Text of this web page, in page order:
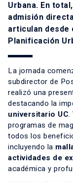
Urbana. En
admisión
articulan
Planificación
La jornada
subdirector de
realizó una
destacando la
universitario UC.
programas de
todos los
incluyendo la
actividades de
académica y